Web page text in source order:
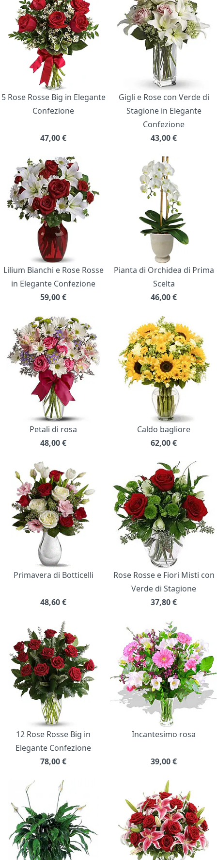
5 Rose Rosse Big in Elegante
Confezione
47,00€
Gigli e Rose con Verde di
Stagione in Elegante
Confezione
43,00€
Lilium Bianchi e Rose Rosse
in Elegante Confezione
59,00€
Pianta di Orchidea di Prima
Scelta
46,00€
Petali di rosa
48,00€
Caldo bagliore
62,00€
Primavera di Botticelli
48,60€
Rose Rosse e Fiori Misti con
Verde di Stagione
37,80€
12 Rose Rosse Big in
Elegante Confezione
78,00€
Incantesimo rosa
39,00€